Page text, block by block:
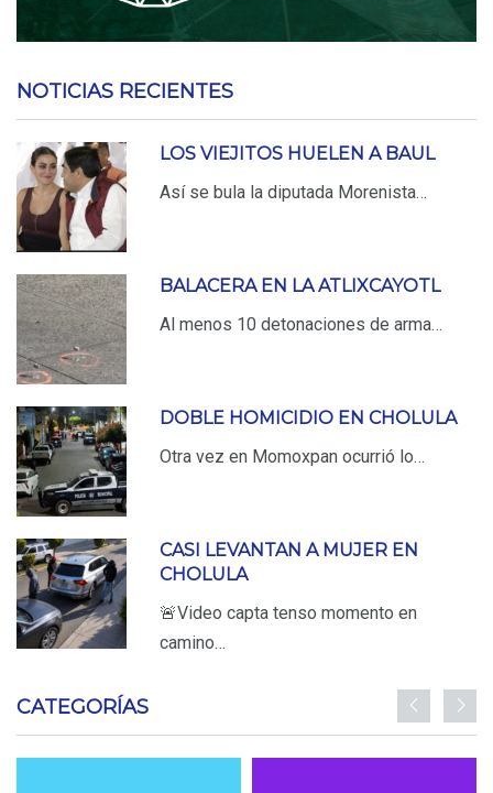
NOTICIAS RECIENTES
LOS VIEJITOS HUELEN A BAUL
Así se bula la diputada Morenista…
BALACERA EN LA ATLIXCAYOTL
Al menos 10 detonaciones de arma…
DOBLE HOMICIDIO EN CHOLULA
Otra vez en Momoxpan ocurrió lo…
CASI LEVANTAN A MUJER EN
CHOLULA
🚨Video capta tenso momento en
camino…
CATEGORÍAS